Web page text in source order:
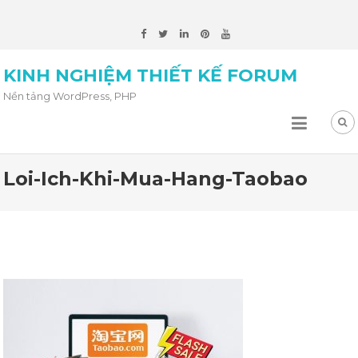
KINH NGHIỆM THIẾT KẾ FORUM
Nền tảng WordPress, PHP
Loi-Ich-Khi-Mua-Hang-Taobao